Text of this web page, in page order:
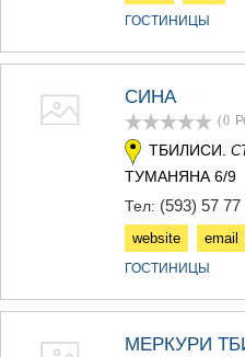
ШИДА КАРТЛИ
КАСПИ
КАРЕЛИ
ГОСТИНИЦЫ
СИНА
(0
ТБИЛИСИ.
ТУМАНЯНА 6/9
Тел: (593) 57 77
website email
ГОСТИНИЦЫ
МЕРКУРИ